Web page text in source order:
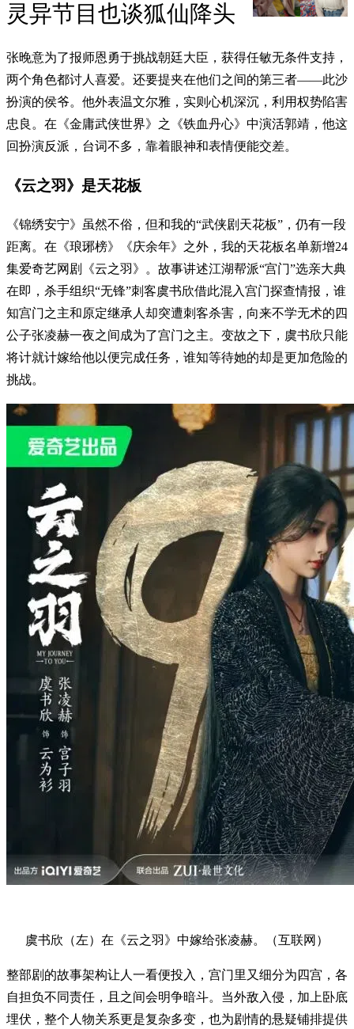
灵异节目也谈狐仙降头
张晚意为了报师恩勇于挑战朝廷大臣，获得任敏无条件支持，
两个角色都讨人喜爱。还要提夹在他们之间的第三者——此沙
扮演的侯爷。他外表温文尔雅，实则心机深沉，利用权势陷害
忠良。在《金庸武侠世界》之《铁血丹心》中演活郭靖，他这
回扮演反派，台词不多，靠着眼神和表情便能交差。
《云之羽》是天花板
《锦绣安宁》虽然不俗，但和我的“武侠剧天花板”，仍有一段
距离。在《琅琊榜》《庆余年》之外，我的天花板名单新增24
集爱奇艺网剧《云之羽》。故事讲述江湖帮派“宫门”选亲大典
在即，杀手组织“无锋”刺客虞书欣借此混入宫门探查情报，谁
知宫门之主和原定继承人却突遭刺客杀害，向来不学无术的四
公子张凌赫一夜之间成为了宫门之主。变故之下，虞书欣只能
将计就计嫁给他以便完成任务，谁知等待她的却是更加危险的
挑战。
虞书欣（左）在《云之羽》中嫁给张凌赫。（互联网）
整部剧的故事架构让人一看便投入，宫门里又细分为四宫，各
自担负不同责任，且之间会明争暗斗。当外敌入侵，加上卧底
埋伏，整个人物关系更是复杂多变，也为剧情的悬疑铺排提供